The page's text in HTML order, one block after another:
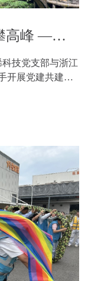
党建共建聚合力 联学联建攀高峰 ——拓烯科技党支部与天正设计工程第一党支部联合活动
技党支部与浙江
开展党建共建活